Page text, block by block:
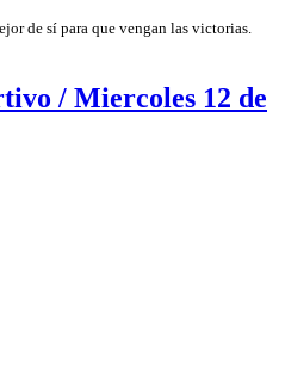
de sí para que vengan las victorias.
/ Miercoles 12 de